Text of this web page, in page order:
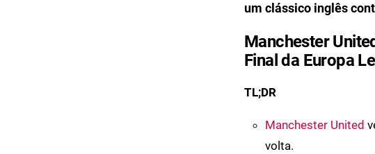
um clássico inglês
Manchester
Final da Europa
TL;DR
Manchester United
volta.